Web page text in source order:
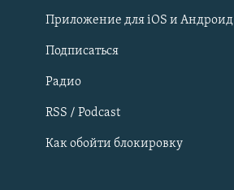
Qırımtatar
ПРИСОЕДИНЯЙТЕСЬ!
Приложение для iOS и Андроид
Подписаться
Радио
RSS / Podcast
Как обойти блокировку